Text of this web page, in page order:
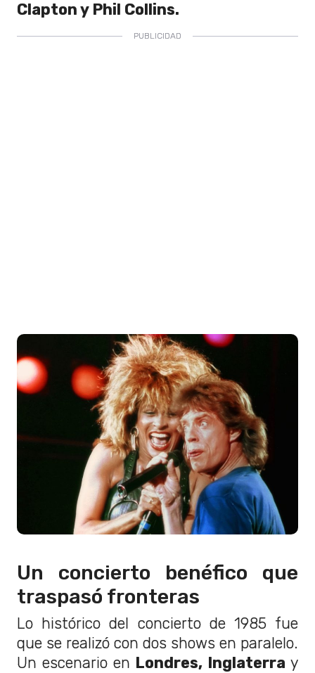
Clapton y Phil Collins.
Un concierto benéfico que
traspasó fronteras
Lo histórico del concierto de 1985 fue
que se realizó con dos shows en paralelo.
Un escenario en Londres, Inglaterra y